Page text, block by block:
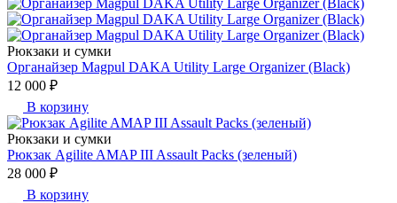
Рюкзаки и сумки
Органайзер Magpul DAKA Utility Large Organizer (Black)
12 000 ₽
В корзину
Рюкзаки и сумки
Рюкзак Agilite AMAP III Assault Packs (зеленый)
28 000 ₽
В корзину